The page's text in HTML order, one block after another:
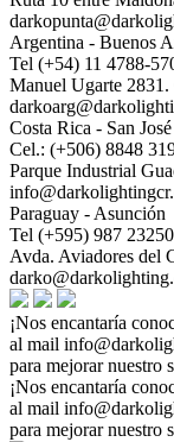
Argentina - Buenos
Tel (+54) 11 4788-
Manuel Ugarte
Costa Rica - San José
Cel.: (+506) 8848
Parque Industrial
Paraguay - Asunción
Tel (+595) 987
Avda. Aviadores del
¡Nos encantaría
al mail
para mejorar nuestro
¡Nos encantaría
al mail
para mejorar nuestro